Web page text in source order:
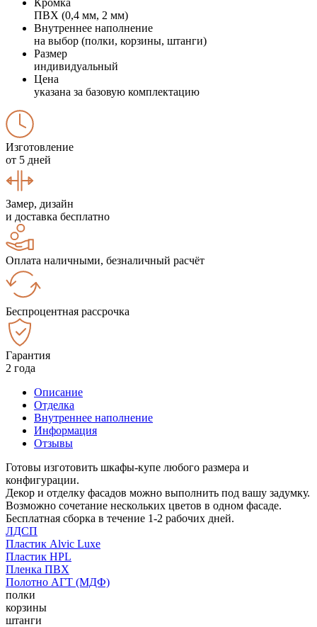
ПВХ (0,4 мм, 2 мм)
Внутреннее наполнение
на выбор (полки, корзины, штанги)
Размер
индивидуальный
Цена
указана за базовую комплектацию
Изготовление
от 5 дней
Замер, дизайн
и доставка бесплатно
Оплата наличными, безналичный расчёт
Беспроцентная рассрочка
Гарантия
2 года
Описание
Отделка
Внутреннее наполнение
Информация
Отзывы
Готовы изготовить шкафы-купе любого размера и
конфигурации.
Декор и отделку фасадов можно выполнить под вашу задумку.
Возможно сочетание нескольких цветов в одном фасаде.
Бесплатная сборка в течение 1-2 рабочих дней.
ЛДСП
Пластик Alvic Luxe
Пластик HPL
Пленка ПВХ
Полотно АГТ (МДФ)
полки
корзины
штанги